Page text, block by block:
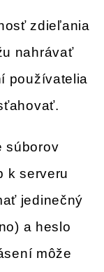
zdieľania
nahrávať
používatelia
súborov
k serveru
jedinečný
a heslo
môže